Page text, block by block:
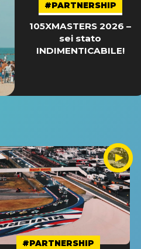
#PARTNERSHIP
105XMASTERS 2026 –
sei stato
INDIMENTICABILE!
#PARTNERSHIP